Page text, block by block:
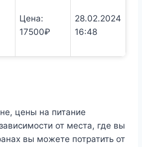
6500₽
Цена:
17500₽
28.02.2024
16:48
цены на питание
от места, где вы
вы можете потратить от